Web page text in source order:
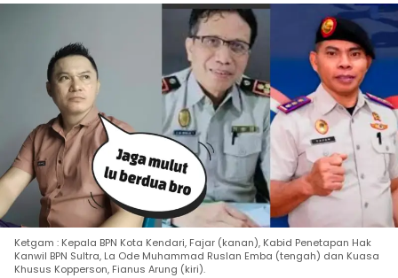
Ketgam : Kepala BPN Kota Kendari, Fajar (kanan), Kabid Penetapan Hak
Kanwil BPN Sultra, La Ode Muhammad Ruslan Emba (tengah) dan Kuasa
Khusus Kopperson, Fianus Arung (kiri).